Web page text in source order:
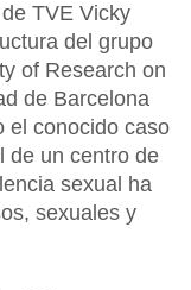
TVE Vicky
del grupo
of Research on
de Barcelona
el conocido caso
de un centro de
sexual ha
sexuales y